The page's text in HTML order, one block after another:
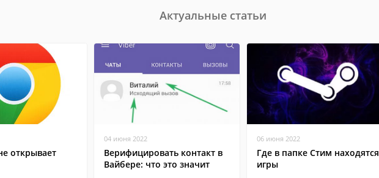
Актуальные статьи
открывает
04 июня 2022
Верифицировать контакт в
Вайбере: что это значит
06 июня 2022
Где в папке Стим находятся
игры